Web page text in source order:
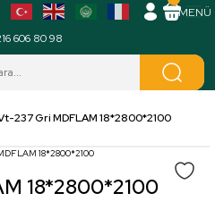
606 80 98
237 Gri MDFLAM 18*2800*2100
18*2800*2100